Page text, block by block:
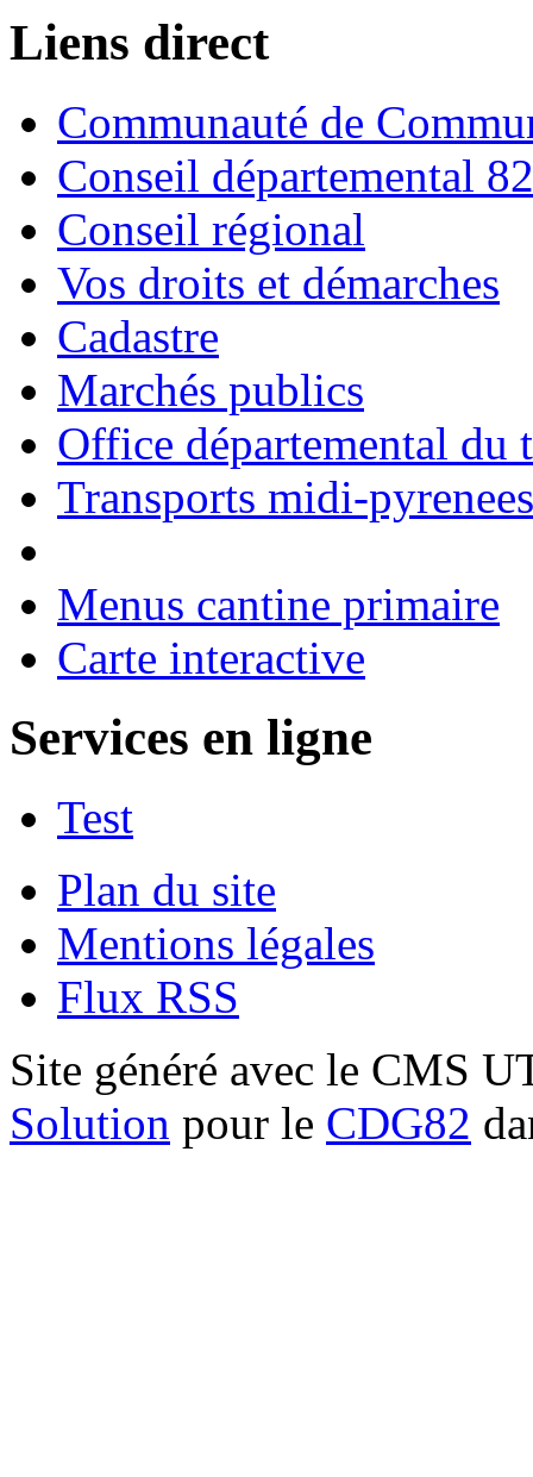
Liens direct
Communauté de
Conseil départemental 82
Conseil régional
Vos droits et démarches
Cadastre
Marchés publics
Office départemental du
Transports midi-pyrenees
Menus cantine primaire
Carte interactive
Services en ligne
Test
Plan du site
Mentions légales
Flux RSS
Site généré avec le CMS
Solution pour le CDG82